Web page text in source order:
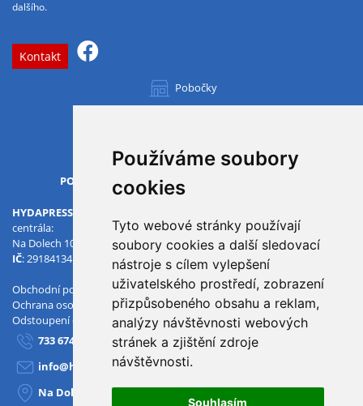
Používáme soubory
cookies
Tyto webové stránky používají
soubory cookies a další sledovací
nástroje s cílem vylepšení
uživatelského prostředí, zobrazení
přizpůsobeného obsahu a reklam,
analýzy návštěvnosti webových
stránek a zjištění zdroje
návštěvnosti.
Souhlasím
dalšího.
Kontakt
Pobočky
OTVÍRACÍ DOBA
PO-PÁ
HYDAPRESS CZ s.r.o.
centrála:
Na Dolech 109 586 01 Jihlava
IČ: 29184134 : CZ29184134
Obchodní podmínky
Ochrana osobních údajů
Odstoupení od smlouvy
733 674 293
info@hydapress.cz
Na Dolech 109, Jihlava